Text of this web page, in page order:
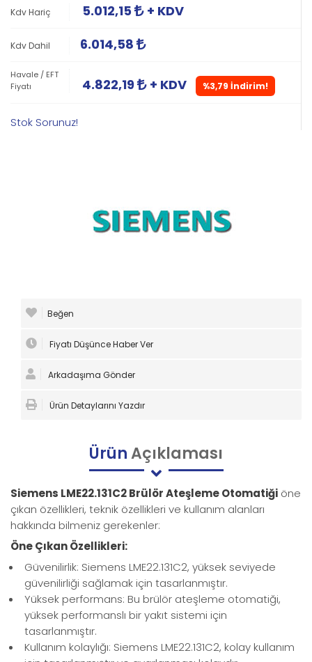
Kdv Hariç 5.012,15 + KDV
Kdv Dahil 6.014,58
Havale / EFT
Fiyatı
4.822,19 + KDV %3,79 İndirim!
Stok Sorunuz!
Beğen
Fiyatı Düşünce Haber Ver
Arkadaşıma Gönder
Ürün Detaylarını Yazdır
ÜrünAçıklaması
Siemens LME22.131C2 Brülör Ateşleme Otomatiği öne
çıkan özellikleri, teknik özellikleri ve kullanım alanları
hakkında bilmeniz gerekenler:
Öne Çıkan Özellikleri:
Güvenilirlik: Siemens LME22.131C2, yüksek seviyede
güvenilirliği sağlamak için tasarlanmıştır.
Yüksek performans: Bu brülör ateşleme otomatiği,
yüksek performanslı bir yakıt sistemi için
tasarlanmıştır.
Kullanım kolaylığı: Siemens LME22.131C2, kolay kullanım